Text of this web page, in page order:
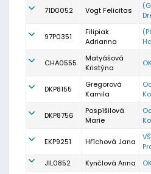
71D0052 Vogt Felicitas
97P0351
Filipiak
Adrianna
CHA0555
Matyášová
Kristýna
DKP8155
Gregorová
Kamila
DKP8756
Pospíšilová
Marie
EKP9251 Hříchová Jana
JIL0852 Kynčlová Anna